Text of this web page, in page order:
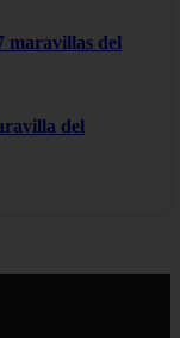
maravillas del
del